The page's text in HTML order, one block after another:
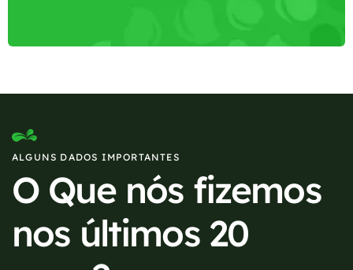
ALGUNS DADOS IMPORTANTES
O Que nós fizemos
nos últimos 20